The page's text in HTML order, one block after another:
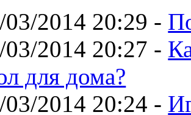
03/2014 20:29 -
03/2014 20:27 -
для дома?
03/2014 20:24 -